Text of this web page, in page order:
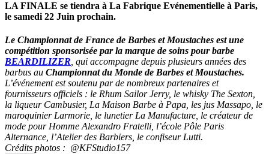
LA FINALE se tiendra à La Fabrique Evénementielle à Paris,
le samedi 22 Juin prochain.
Le Championnat de France de Barbes et Moustaches est une
compétition sponsorisée par la marque de soins pour barbe
BEARDILIZER, qui accompagne depuis plusieurs années des
barbus au Championnat du Monde de Barbes et Moustaches.
L’événement est soutenu par de nombreux partenaires et
fournisseurs officiels : le Rhum Sailor Jerry, le whisky The Sexton,
la liqueur Cambusier, La Maison Barbe à Papa, les jus Massapo, le
maroquinier Larmorie, le lunetier La Manufacture, le créateur de
mode pour Homme Alexandro Fratelli, l’école Pôle Paris
Alternance, l’Atelier des Barbiers, le confiseur Lutti.
Crédits photos : @KFStudio157